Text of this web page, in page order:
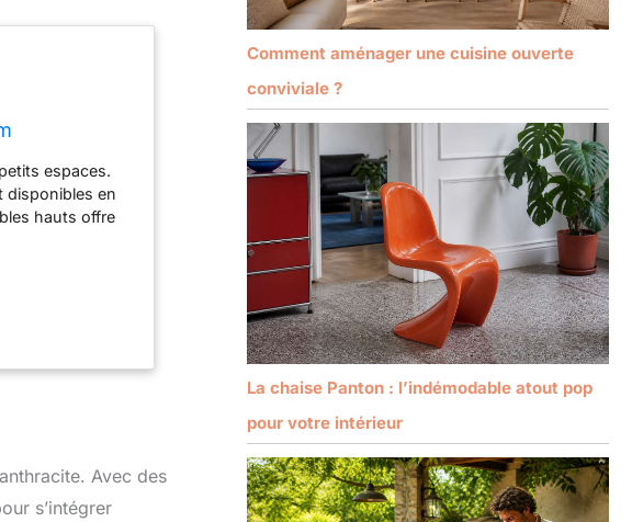
espaces.
disponibles en
hauts offre
: Le
profondeur
photos.
panneau de
instructions de
Avec des
s’intégrer
Comment aménager une cuisine ouverte
conviviale ?
La chaise Panton : l’indémodable atout pop
pour votre intérieur